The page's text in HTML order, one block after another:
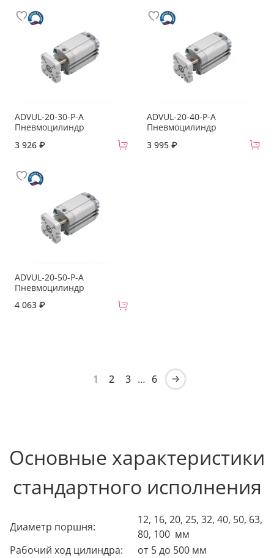
ADVUL-20-30-P-A
Пневмоцилиндр
3 926 ₽
ADVUL-20-40-P-A
Пневмоцилиндр
3 995 ₽
ADVUL-20-50-P-A
Пневмоцилиндр
4 063 ₽
1 2 3 … 6
Основные характеристики
стандартного исполнения
Диаметр поршня:
12, 16, 20, 25, 32, 40, 50, 63,
80, 100 мм
Рабочий ход цилиндра:
от 5 до 500 мм